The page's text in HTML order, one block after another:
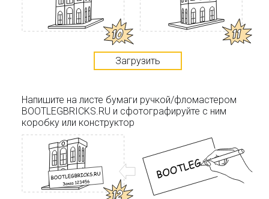
Загрузить
Напишите на листе бумаги ручкой/фломастером
BOOTLEGBRICKS.RU и сфотографируйте с ним
коробку или конструктор